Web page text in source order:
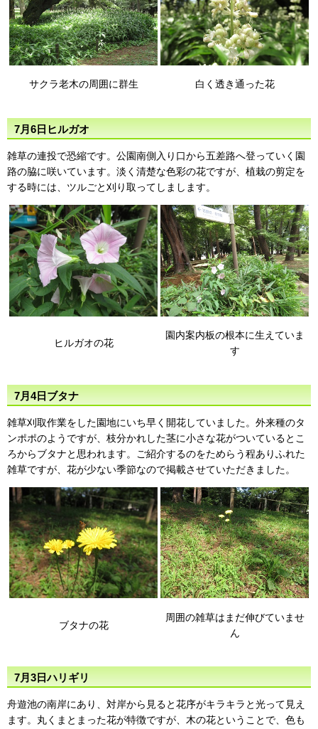
サクラ老木の周囲に群生 白く透き通った花
7月6日ヒルガオ
雑草の連投で恐縮です。公園南側入り口から五差路へ登っていく園
路の脇に咲いています。淡く清楚な色彩の花ですが、植栽の剪定を
する時には、ツルごと刈り取ってしまします。
ヒルガオの花
園内案内板の根本に生えていま
す
7月4日ブタナ
雑草刈取作業をした園地にいち早く開花していました。外来種のタ
ンポポのようですが、枝分かれした茎に小さな花がついているとこ
ろからブタナと思われます。ご紹介するのをためらう程ありふれた
雑草ですが、花が少ない季節なので掲載させていただきました。
ブタナの花
周囲の雑草はまだ伸びていませ
ん
7月3日ハリギリ
舟遊池の南岸にあり、対岸から見ると花序がキラキラと光って見え
ます。丸くまとまった花が特徴ですが、木の花ということで、色も